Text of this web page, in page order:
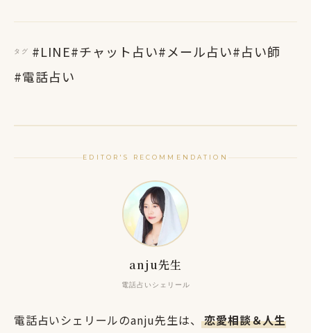
タグ #LINE#チャット占い#メール占い#占い師
#電話占い
EDITOR'S RECOMMENDATION
anju先生
電話占いシェリール
電話占いシェリールのanju先生は、恋愛相談＆人生